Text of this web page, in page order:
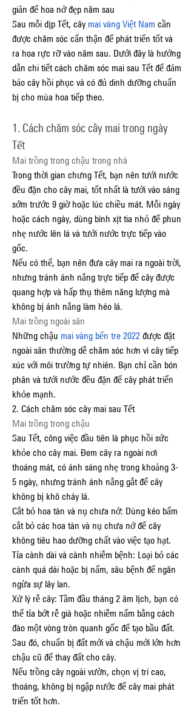
giản để hoa nở đẹp năm sau
Sau mỗi dịp Tết, cây mai vàng Việt Nam cần
được chăm sóc cẩn thận để phát triển tốt và
ra hoa rực rỡ vào năm sau. Dưới đây là hướng
dẫn chi tiết cách chăm sóc mai sau Tết để đảm
bảo cây hồi phục và có đủ dinh dưỡng chuẩn
bị cho mùa hoa tiếp theo.
1. Cách chăm sóc cây mai trong ngày
Tết
Mai trồng trong chậu trong nhà
Trong thời gian chưng Tết, bạn nên tưới nước
đều đặn cho cây mai, tốt nhất là tưới vào sáng
sớm trước 9 giờ hoặc lúc chiều mát. Mỗi ngày
hoặc cách ngày, dùng bình xịt tia nhỏ để phun
nhẹ nước lên lá và tưới nước trực tiếp vào
gốc.
Nếu có thể, bạn nên đưa cây mai ra ngoài trời,
nhưng tránh ánh nắng trực tiếp để cây được
quang hợp và hấp thụ thêm năng lượng mà
không bị ánh nắng làm héo lá.
Mai trồng ngoài sân
Những chậu mai vàng bến tre 2022 được đặt
ngoài sân thường dễ chăm sóc hơn vì cây tiếp
xúc với môi trường tự nhiên. Bạn chỉ cần bón
phân và tưới nước đều đặn để cây phát triển
khỏe mạnh.
2. Cách chăm sóc cây mai sau Tết
Mai trồng trong chậu
Sau Tết, công việc đầu tiên là phục hồi sức
khỏe cho cây mai. Đem cây ra ngoài nơi
thoáng mát, có ánh sáng nhẹ trong khoảng 3-
5 ngày, nhưng tránh ánh nắng gắt để cây
không bị khô cháy lá.
Cắt bỏ hoa tàn và nụ chưa nở: Dùng kéo bấm
cắt bỏ các hoa tàn và nụ chưa nở để cây
không tiêu hao dưỡng chất vào việc tạo hạt.
Tỉa cành dài và cành nhiễm bệnh: Loại bỏ các
cành quá dài hoặc bị nấm, sâu bệnh để ngăn
ngừa sự lây lan.
Xử lý rễ cây: Tầm đầu tháng 2 âm lịch, bạn có
thể tỉa bớt rễ già hoặc nhiễm nấm bằng cách
đào một vòng tròn quanh gốc để tạo bầu đất.
Sau đó, chuẩn bị đất mới và chậu mới lớn hơn
chậu cũ để thay đất cho cây.
Nếu trồng cây ngoài vườn, chọn vị trí cao,
thoáng, không bị ngập nước để cây mai phát
triển tốt hơn.